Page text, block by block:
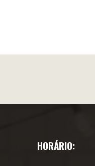
HORÁRIO: